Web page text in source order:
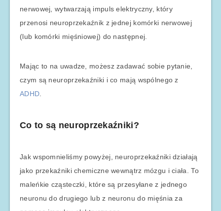
nerwowej, wytwarzają impuls elektryczny, który
przenosi neuroprzekaźnik z jednej komórki nerwowej
(lub komórki mięśniowej) do następnej.
Mając to na uwadze, możesz zadawać sobie pytanie,
czym są neuroprzekaźniki i co mają wspólnego z
ADHD
Co to są neuroprzekaźniki?
Jak wspomnieliśmy powyżej, neuroprzekaźniki działają
jako przekaźniki chemiczne wewnątrz mózgu i ciała. To
maleńkie cząsteczki, które są przesyłane z jednego
neuronu do drugiego lub z neuronu do mięśnia za